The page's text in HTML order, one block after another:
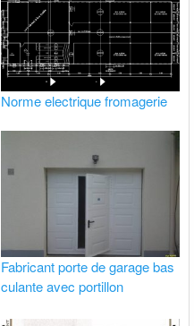
Norme electrique fromagerie
Fabricant porte de garage bas
culante avec portillon